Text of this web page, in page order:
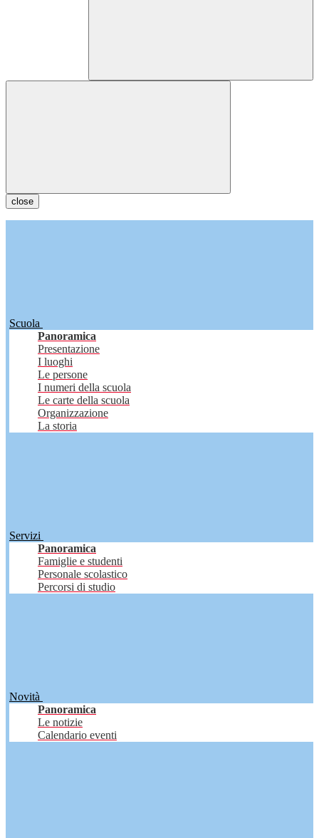
close
Scuola
Panoramica
Presentazione
I luoghi
Le persone
I numeri della scuola
Le carte della scuola
Organizzazione
La storia
Servizi
Panoramica
Famiglie e studenti
Personale scolastico
Percorsi di studio
Novità
Panoramica
Le notizie
Calendario eventi